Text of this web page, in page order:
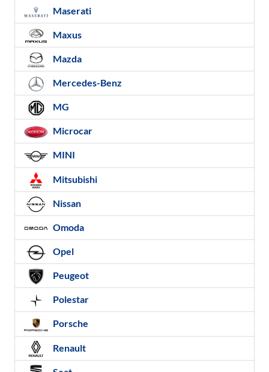
Maserati
Maxus
Mazda
Mercedes-Benz
MG
Microcar
MINI
Mitsubishi
Nissan
Omoda
Opel
Peugeot
Polestar
Porsche
Renault